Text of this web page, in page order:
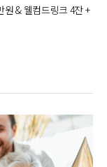
원 & 웰컴드링크 4잔 +